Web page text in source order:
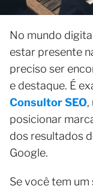
No mundo
estar presente
preciso ser
e destaque. É
Consultor SEO,
posicionar
dos resultados
Google.
Se você tem um